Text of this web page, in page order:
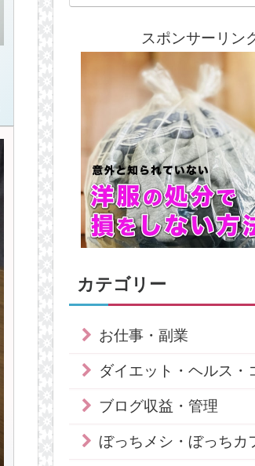
スポンサーリン
カテゴリー
お仕事・副業
ダイエット・ヘルス・
ブログ収益・管理
ぼっちメシ・ぼっちカ